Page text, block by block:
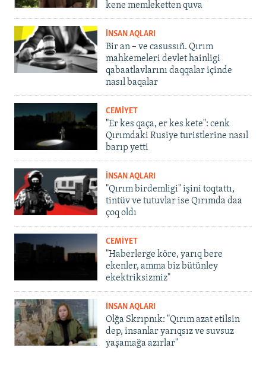
kene memleketten quva
İNSAN AQLARI
Bir an – ve casussıñ. Qırım
mahkemeleri devlet hainligi
qabaatlavlarını daqqalar içinde
nasıl baqalar
CEMİYET
"Er kes qaça, er kes kete": cenk
Qırımdaki Rusiye turistlerine nasıl
barıp yetti
İNSAN AQLARI
"Qırım birdemligi" işini toqtattı,
tintüv ve tutuvlar ise Qırımda daa
çoq oldı
CEMİYET
"Haberlerge köre, yarıq bere
ekenler, amma biz bütünley
ekektriksizmiz"
İNSAN AQLARI
Olğa Skrıpnık: "Qırım azat etilsin
dep, insanlar yarıqsız ve suvsuz
yaşamağa azırlar"